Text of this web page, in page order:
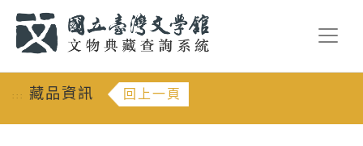
::: 藏品資訊 回上一頁